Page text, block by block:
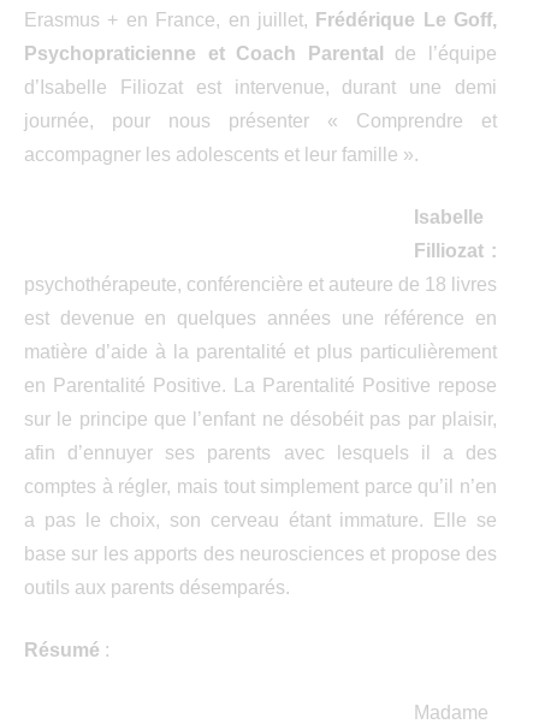
Erasmus + en France, en juillet, Frédérique Le Goff,
Psychopraticienne et Coach Parental
de l’équipe
d’Isabelle Filiozat est intervenue, durant une demi
journée, pour nous présenter « Comprendre et
accompagner les adolescents et leur famille ».
Isabelle
Filliozat :
psychothérapeute, conférencière et auteure de 18 livres
est devenue en quelques années une référence en
matière d’aide à la parentalité et plus particulièrement
en Parentalité Positive. La Parentalité Positive repose
sur le principe que l’enfant ne désobéit pas par plaisir,
afin d’ennuyer ses parents avec lesquels il a des
comptes à régler, mais tout simplement parce qu’il n’en
a pas le choix, son cerveau étant immature. Elle se
base sur les apports des neurosciences et propose des
outils aux parents désemparés.
Résumé :
Madame